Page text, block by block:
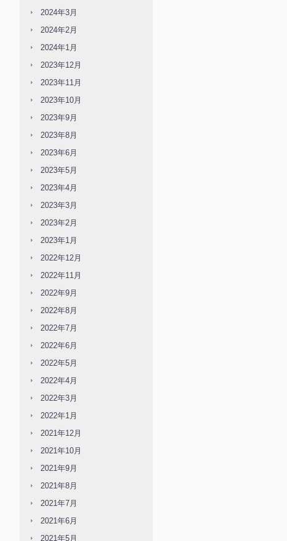
2024年3月
2024年2月
2024年1月
2023年12月
2023年11月
2023年10月
2023年9月
2023年8月
2023年6月
2023年5月
2023年4月
2023年3月
2023年2月
2023年1月
2022年12月
2022年11月
2022年9月
2022年8月
2022年7月
2022年6月
2022年5月
2022年4月
2022年3月
2022年1月
2021年12月
2021年10月
2021年9月
2021年8月
2021年7月
2021年6月
2021年5月